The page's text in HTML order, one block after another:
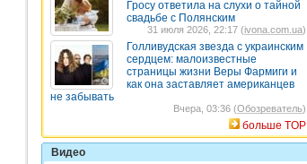
Гросу ответила на слухи о тайной
свадьбе с Полянским
31 июля 2026, 22:17 (ivona.com.ua)
Голливудская звезда с украинским
сердцем: малоизвестные
страницы жизни Веры Фармиги и
как она заставляет американцев
не забывать
Вчера, 03:36 (Обозреватель)
больше TOP
Видео